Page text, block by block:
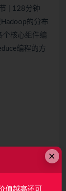
| 128分钟
的分布
个核心组件编
编程的方
×
值越高还可